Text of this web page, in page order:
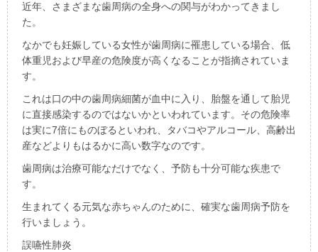
近年、さまざまな歯周病の全身への関与がわかってきまし
た。
なかでも妊娠している女性が歯周病に罹患している場合、低
体重児および早産の危険度が高くなることが指摘されていま
す。
これは口の中の歯周病細菌が血中に入り、胎盤を通して胎児
に直接感染するのではないかといわれています。その危険率
は実に7倍にものぼるといわれ、タバコやアルコール、高齢出
産などよりもはるかに高い数字なのです。
歯周病は治療可能なだけでなく、予防も十分可能な疾患で
す。
生まれてくる元気な赤ちゃんのために、確実な歯周病予防を
行いましょう。
誤嚥性肺炎